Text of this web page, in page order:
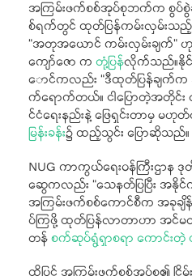
အကြမ်းဖက်စစ်အုပ်စုဘက်က စွပ်စွဲ
စ်ရက်တွင် ထုတ်ပြန်ကမ်းလှမ်းသည့်
“အတုအယောင် ကမ်းလှမ်းချက်” ဟု
ကျော်ဇော က တုံ့ပြန်လိုက်သည်။နိုင်ငံ
ောင်ကလည်း “ဒီထုတ်ပြန်ချက်က
က်ရောက်တယ်။ ငါပြောတဲ့အတိုင်
င်ငံရေးနည်းနဲ့ ဖြေရှင်းတာမှ မဟု
မြန်းခန်း၌ ထည့်သွင်း ပြောဆိုသည်။
NUG ကာကွယ်ရေးဝန်ကြီးဌာန
ဆွေကလည်း “သေနတ်ပြပြီး အနို
အကြမ်းဖက်စစ်ကောင်စီက အခုချိန်
ပ်ကြဖို့ ထုတ်ပြန်လာတာဟာ အင်မ
တန်စက်ဆုပ်ရွံရှာစရာ ကောင်းတဲ့